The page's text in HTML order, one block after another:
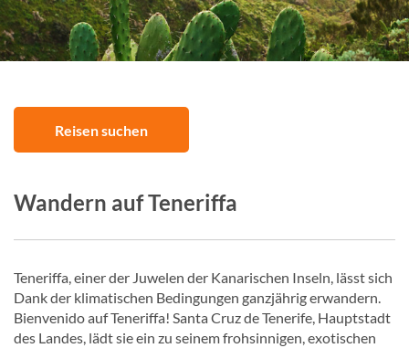
Wandern auf Teneriffa
Reisen suchen
Teneriffa, einer der Juwelen der Kanarischen Inseln, lässt sich
Dank der klimatischen Bedingungen ganzjährig erwandern.
Bienvenido auf Teneriffa! Santa Cruz de Tenerife, Hauptstadt
des Landes, lädt sie ein zu seinem frohsinnigen, exotischen